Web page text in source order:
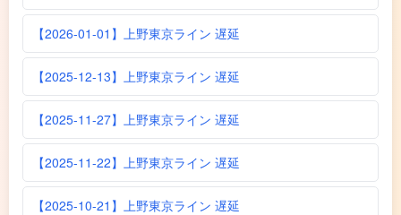
【2026-01-01】上野東京ライン 遅延
【2025-12-13】上野東京ライン 遅延
【2025-11-27】上野東京ライン 遅延
【2025-11-22】上野東京ライン 遅延
【2025-10-21】上野東京ライン 遅延